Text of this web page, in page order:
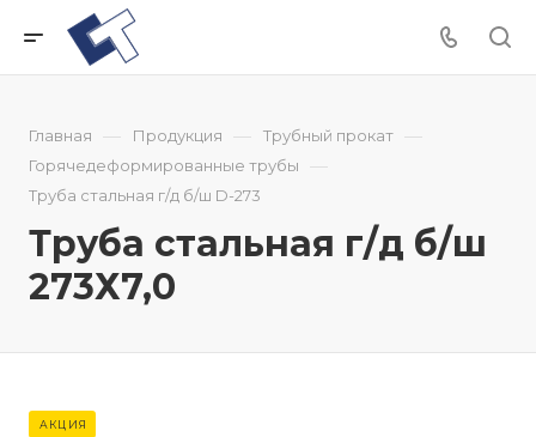
Главная — Продукция — Трубный прокат —
Горячедеформированные трубы —
Труба стальная г/д б/ш D-273
Труба стальная г/д б/ш
273Х7,0
АКЦИЯ